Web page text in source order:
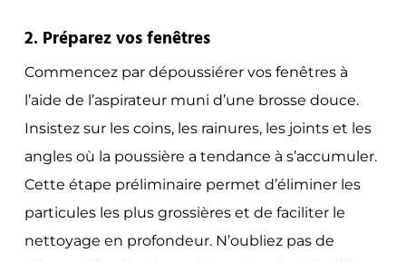
2. Préparez vos fenêtres
Commencez par dépoussiérer vos fenêtres à
l’aide de l’aspirateur muni d’une brosse douce.
Insistez sur les coins, les rainures, les joints et les
angles où la poussière a tendance à s’accumuler.
Cette étape préliminaire permet d’éliminer les
particules les plus grossières et de faciliter le
nettoyage en profondeur. N’oubliez pas de